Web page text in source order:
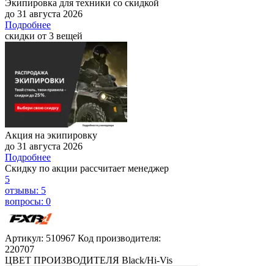
Экипировка для техники со скидкой
до 31 августа 2026
Подробнее
скидки от 3 вещей
Акция на экипировку
до 31 августа 2026
Подробнее
Скидку по акции рассчитает менеджер
5
отзывы: 5
вопросы: 0
Артикул: 510967 Код производителя:
220707
ЦВЕТ ПРОИЗВОДИТЕЛЯ Black/Hi-Vis